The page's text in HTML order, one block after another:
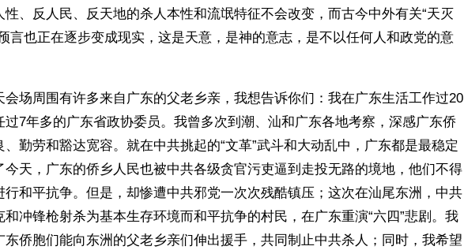
性、反人民、反天地的杀人本性和流氓特征不会改变，而古今中外有关“天灭
言也正在逐步变成现实，这是天意，是神的意志，是不以任何人和政党的意
会场周围有许多来自广东的父老乡亲，我想告诉你们：我在广东生活工作过20
过7年多的广东省政协委员。我曾多次到潮、汕和广东各地考察，深感广东侨
、勤劳和豁达宽容。就在中共挑起的“文革”武斗和大动乱中，广东都是最稳定
今天，广东的侨乡人民也被中共各级贪官污吏逼到走投无路的境地，他们不得
行和平抗争。但是，却惨遭中共邪党一次次残酷镇压；这次在汕尾东洲，中共
和冲锋枪射杀为基本生存环境而和平抗争的村民，在广东重演“六四”悲剧。我
东侨胞们能向东洲的父老乡亲们伸出援手，共同制止中共杀人；同时，我希望